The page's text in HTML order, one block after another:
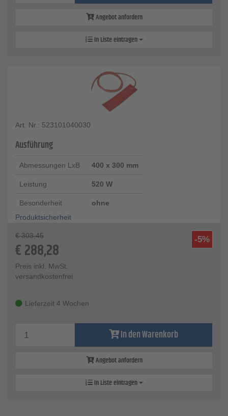
Angebot anfordern
In Liste eintragen
Art. Nr.: 523101040030
Ausführung
Abmessungen LxB 400 x 300 mm
Leistung 520 W
Besonderheit
ohne
Produktsicherheit
-5%
€ 303,45
€288,28
Preis inkl. MwSt.
versandkostenfrei
Lieferzeit 4 Wochen
In den Warenkorb
Angebot anfordern
In Liste eintragen